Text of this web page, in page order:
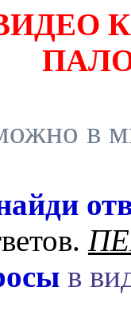
в
в